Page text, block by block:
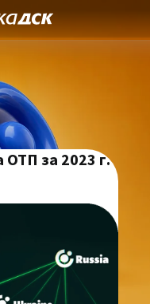
ОТП за 2023 г.